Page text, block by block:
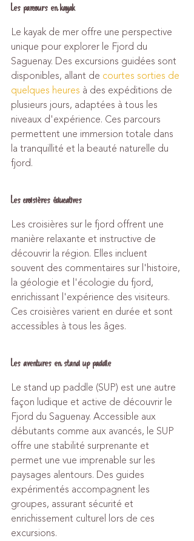
Les parcours en kayak
Le kayak de mer offre une perspective
unique pour explorer le Fjord du
Saguenay. Des excursions guidées sont
disponibles, allant de courtes sorties de
quelques heures à des expéditions de
plusieurs jours, adaptées à tous les
niveaux d'expérience. Ces parcours
permettent une immersion totale dans
la tranquillité et la beauté naturelle du
fjord.
Les croisières éducatives
Les croisières sur le fjord offrent une
manière relaxante et instructive de
découvrir la région. Elles incluent
souvent des commentaires sur l'histoire,
la géologie et l'écologie du fjord,
enrichissant l'expérience des visiteurs.
Ces croisières varient en durée et sont
accessibles à tous les âges.
Les aventures en stand up paddle
Le stand up paddle (SUP) est une autre
façon ludique et active de découvrir le
Fjord du Saguenay. Accessible aux
débutants comme aux avancés, le SUP
offre une stabilité surprenante et
permet une vue imprenable sur les
paysages alentours. Des guides
expérimentés accompagnent les
groupes, assurant sécurité et
enrichissement culturel lors de ces
excursions.